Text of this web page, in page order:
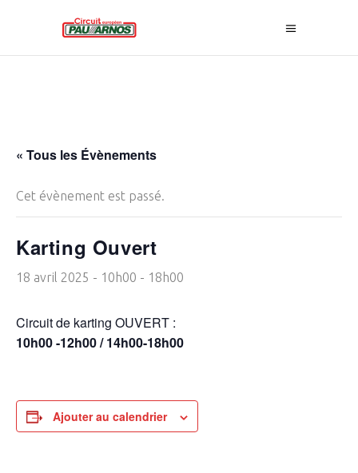
« Tous les Évènements
Cet évènement est passé.
Karting Ouvert
18 avril 2025 - 10h00 - 18h00
Circuit de karting OUVERT :
10h00 -12h00 / 14h00-18h00
Ajouter au calendrier